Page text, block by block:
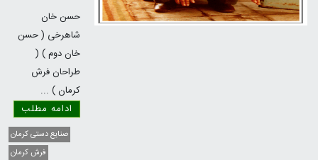
حسن خان
شاهرخی ( حسن
خان دوم ) (
طراحان فرش
کرمان )...
ادامه مطلب
صنایع دستی کرمان
فرش کرمان